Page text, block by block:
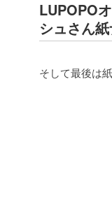
LUPOPO
シュさん
そして最後は